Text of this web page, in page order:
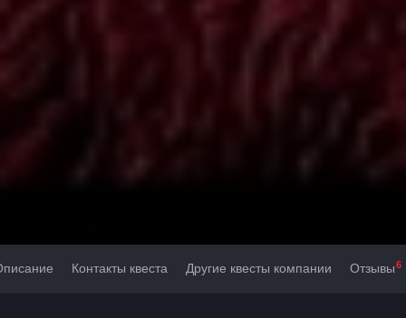
Контакты квеста Другие квесты компании Отзывы6